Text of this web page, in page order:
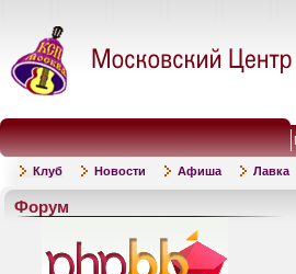
Клуб Новости Афиша Лавка
Форум